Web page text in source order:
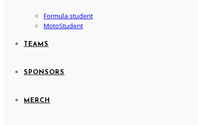
Formula student
MotoStudent
TEAMS
SPONSORS
MERCH